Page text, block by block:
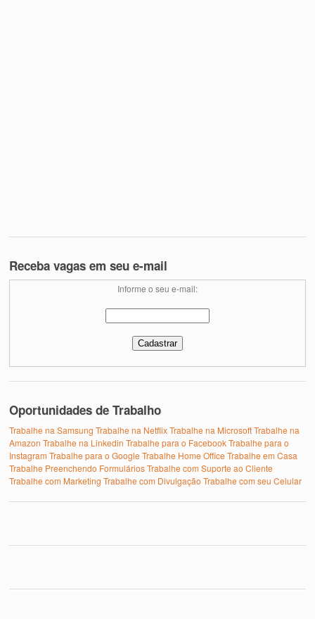
Receba vagas em seu e-mail
Informe o seu e-mail:
Oportunidades de Trabalho
Trabalhe na Samsung Trabalhe na NetflixTrabalhe na MicrosoftTrabalhe na
Amazon Trabalhe na Linkedin Trabalhe para o FacebookTrabalhe para o
Instagram Trabalhe para o Google Trabalhe Home Office Trabalhe em Casa
Trabalhe Preenchendo FormuláriosTrabalhe com Suporte ao Cliente
Trabalhe com Marketing Trabalhe com Divulgação Trabalhe com seu Celular